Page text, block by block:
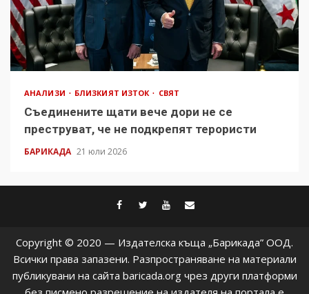
АНАЛИЗИ БЛИЗКИЯТ ИЗТОК СВЯТ
Съединените щати вече дори не се
преструват, че не подкрепят терористи
БАРИКАДА 21 юли 2026
facebook
twitter
youtube
Copyright © 2020 — Издателска къща „Барикада” ООД.
Всички права запазени. Разпространяване на материали
публикувани на сайта baricada.org чрез други платформи